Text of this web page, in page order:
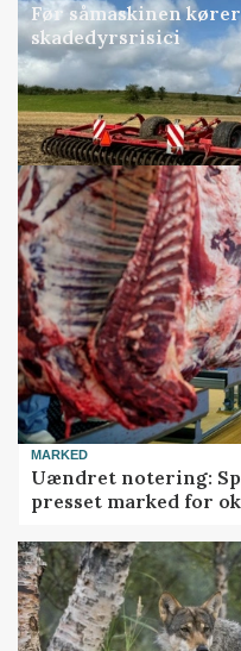
Før såmaskinen
skadedyrsrisici
MARKED
Uændret notering:
presset marked for